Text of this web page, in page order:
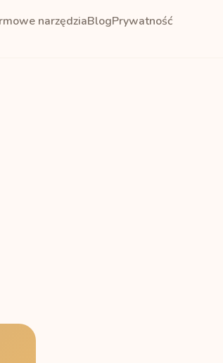
narzędziaBlogPrywatność